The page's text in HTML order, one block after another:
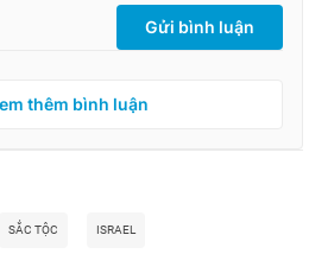
Gửi bình luận
thêm bình luận
SẮC TỘC ISRAEL